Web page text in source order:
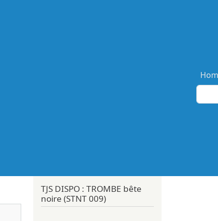
TJS DISPO : TROMBE bête
noire (STNT 009)